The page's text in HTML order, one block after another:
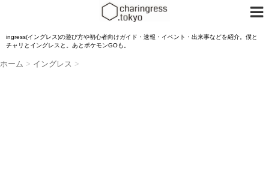
ingress(イングレス)の遊び方や初心者向けガイド・速報・イベント・出来事などを紹介。僕と
チャリとイングレスと。あとポケモンGOも。
ホーム > イングレス >